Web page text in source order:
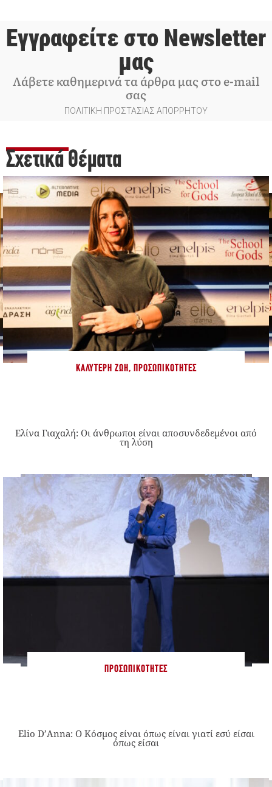
Εγγραφείτε στο Newsletter
μας
Λάβετε καθημερινά τα άρθρα μας στο e-mail
σας
ΠΟΛΙΤΙΚΗ ΠΡΟΣΤΑΣΙΑΣ ΑΠΟΡΡΗΤΟΥ
Σχετικά Θέματα
ΚΑΛΎΤΕΡΗ ΖΩΉ, ΠΡΟΣΩΠΙΚΌΤΗΤΕΣ
Ελίνα Γιαχαλή: Οι άνθρωποι είναι αποσυνδεδεμένοι από
τη λύση
ΠΡΟΣΩΠΙΚΌΤΗΤΕΣ
Elio D’Anna: Ο Κόσμος είναι όπως είναι γιατί εσύ είσαι
όπως είσαι